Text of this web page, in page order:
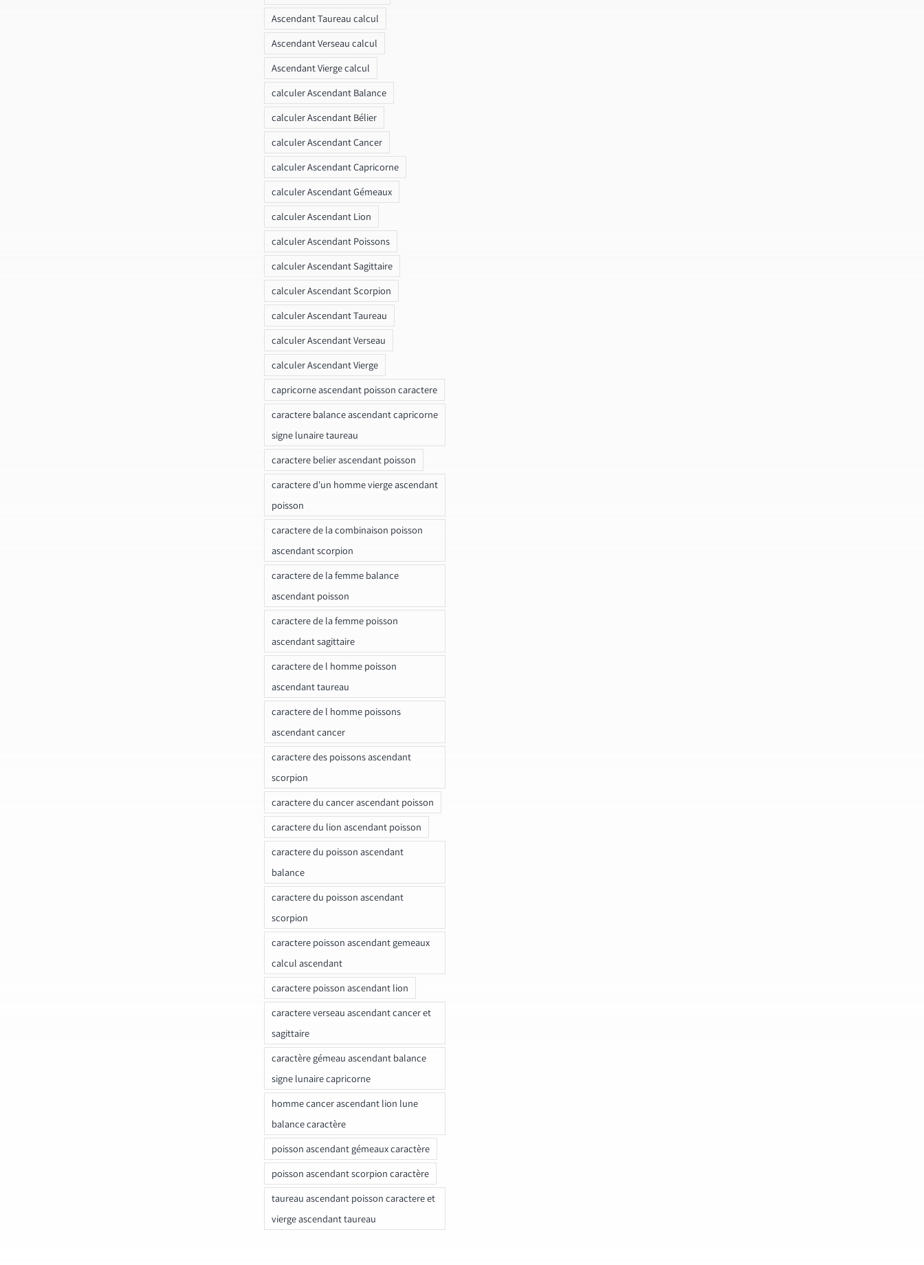
Ascendant Taureau calcul
Ascendant Verseau calcul
Ascendant Vierge calcul
calculer Ascendant Balance
calculer Ascendant Bélier
calculer Ascendant Cancer
calculer Ascendant Capricorne
calculer Ascendant Gémeaux
calculer Ascendant Lion
calculer Ascendant Poissons
calculer Ascendant Sagittaire
calculer Ascendant Scorpion
calculer Ascendant Taureau
calculer Ascendant Verseau
calculer Ascendant Vierge
capricorne ascendant poisson caractere
caractere balance ascendant capricorne
signe lunaire taureau
caractere belier ascendant poisson
caractere d'un homme vierge ascendant
poisson
caractere de la combinaison poisson
ascendant scorpion
caractere de la femme balance
ascendant poisson
caractere de la femme poisson
ascendant sagittaire
caractere de l homme poisson
ascendant taureau
caractere de l homme poissons
ascendant cancer
caractere des poissons ascendant
scorpion
caractere du cancer ascendant poisson
caractere du lion ascendant poisson
caractere du poisson ascendant
balance
caractere du poisson ascendant
scorpion
caractere poisson ascendant gemeaux
calcul ascendant
caractere poisson ascendant lion
caractere verseau ascendant cancer et
sagittaire
caractère gémeau ascendant balance
signe lunaire capricorne
homme cancer ascendant lion lune
balance caractère
poisson ascendant gémeaux caractère
poisson ascendant scorpion caractère
taureau ascendant poisson caractere et
vierge ascendant taureau